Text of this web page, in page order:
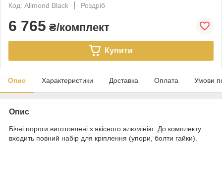
Код: Allmond Black
Роздріб
6 765 ₴/комплект
Купити
Опис Характеристики Доставка Оплата Умови
Опис
Бічні пороги виготовлені з якісного алюмінію. До комплекту
входить повний набір для кріплення (упори, болти гайки).